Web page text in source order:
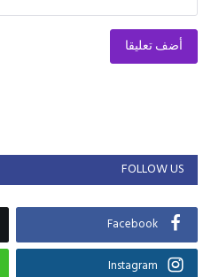
أضف تعليقا
FOLLOW US
Facebook
Instagram